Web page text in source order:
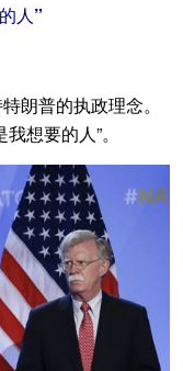
人”
普的执政理念。
想要的人”。